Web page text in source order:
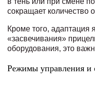
сокращает количество
Кроме того, адаптация
«засвечивания»
оборудования, это
Режимы управления и